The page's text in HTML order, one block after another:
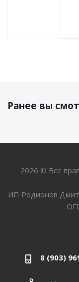
Ранее вы
2026 © Все
ИП Родионов
8 (903)